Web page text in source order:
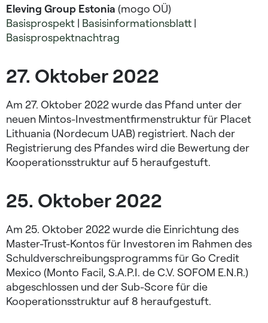
Eleving Group Estonia (mogo OÜ)
Basisprospekt | Basisinformationsblatt |
Basisprospektnachtrag
27. Oktober 2022
Am 27. Oktober 2022 wurde das Pfand unter der
neuen Mintos-Investmentfirmenstruktur für Placet
Lithuania (Nordecum UAB) registriert. Nach der
Registrierung des Pfandes wird die Bewertung der
Kooperationsstruktur auf 5 heraufgestuft.
25. Oktober 2022
Am 25. Oktober 2022 wurde die Einrichtung des
Master-Trust-Kontos für Investoren im Rahmen des
Schuldverschreibungsprogramms für Go Credit
Mexico (Monto Facil, S.A.P.I. de C.V. SOFOM E.N.R.)
abgeschlossen und der Sub-Score für die
Kooperationsstruktur auf 8 heraufgestuft.